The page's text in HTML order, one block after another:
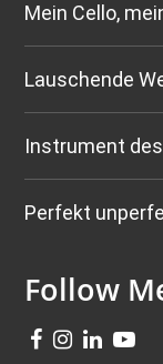
Mein Cello,
Lauschende
Instrument
Perfekt
Follow